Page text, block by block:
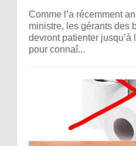
Comme l’a récemment
ministre, les gérants des
devront patienter jusqu’à
pour connaî...